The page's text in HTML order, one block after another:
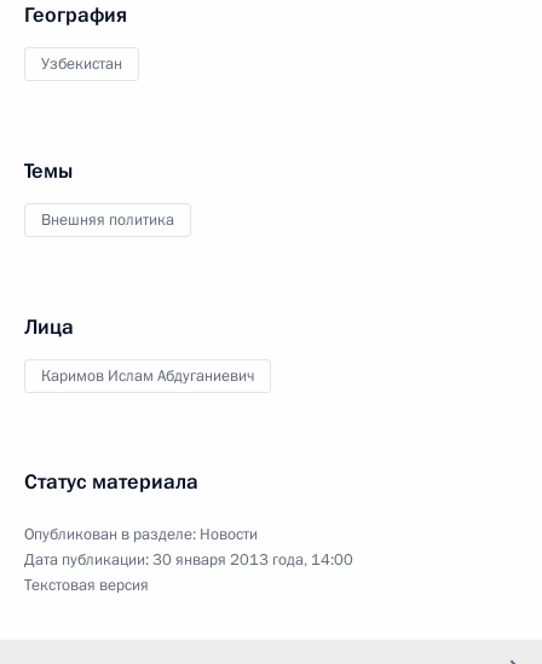
География
Узбекистан
Темы
Внешняя политика
Лица
Каримов Ислам Абдуганиевич
Статус материала
Опубликован в разделе: Новости
Дата публикации:30 января 2013 года, 14:00
Текстовая версия